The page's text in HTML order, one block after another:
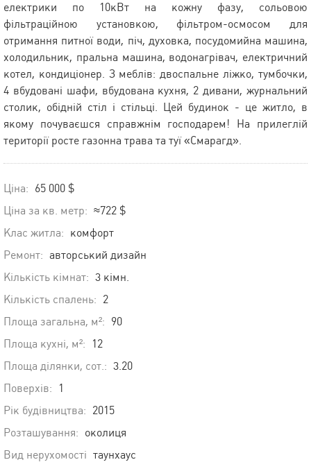
електрики по 10кВт на кожну фазу, сольовою
фільтраційною установкою, фільтром-осмосом для
отримання питної води, піч, духовка, посудомийна машина,
холодильник, пральна машина, водонагрівач, електричний
котел, кондиціонер. З меблів: двоспальне ліжко, тумбочки,
4 вбудовані шафи, вбудована кухня, 2 дивани, журнальний
столик, обідній стіл і стільці. Цей будинок - це житло, в
якому почуваєшся справжнім господарем! На прилеглій
території росте газонна трава та туї «Смарагд».
Ціна: 65 000 $
Ціна за кв. метр: ≈722 $
Клас житла: комфорт
Ремонт: авторський дизайн
Кількість кімнат: 3 кімн.
Кількість спалень: 2
Площа загальна, м²: 90
Площа кухні, м²:
12
Площа ділянки, сот.: 3.20
Поверхів:
1
Рік будівництва: 2015
Розташування: околиця
Вид нерухомості таунхаус